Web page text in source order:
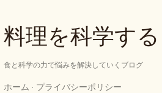
料理を科学する
食と科学の力で悩みを解決していくブログ
ホーム プライバシーポリシー